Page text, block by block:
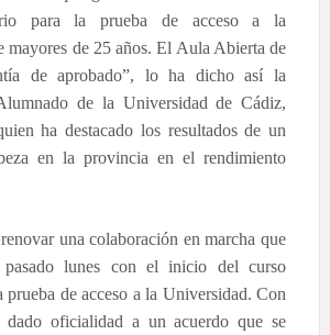
para la prueba de acceso a la
mayores de 25 años. El Aula Abierta de
de aprobado”, lo ha dicho así la
de la Universidad de Cádiz,
ha destacado los resultados de un
en la provincia en el rendimiento
una colaboración en marcha que
lunes con el inicio del curso
prueba de acceso a la Universidad. Con
oficialidad a un acuerdo que se